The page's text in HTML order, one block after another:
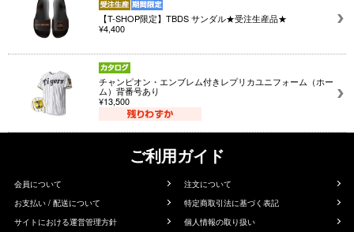
【T-SHOP限定】TBDS サンダル★受注生産品★
¥4,400
チャンピオン・エンブレム付きレプリカユニフォーム（ホー
ム）背番号あり
¥13,500
ご利用ガイド
会員について
注文について
お支払い / 配送について
特定商取引法に基づく表記
サイトにおける運営管理方針
個人情報の取り扱い